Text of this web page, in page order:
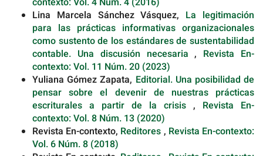
Lina Marcela Sánchez Vásquez, La legitimación
para las prácticas informativas organizacionales
como sustento de los estándares de sustentabilidad
contable. Una discusión necesaria, Revista En-
contexto: Vol. 11 Núm. 20 (2023)
Yuliana Gómez Zapata, Editorial. Una posibilidad de
pensar sobre el devenir de nuestras prácticas
escriturales a partir de la crisis , Revista En-
contexto: Vol. 8 Núm. 13 (2020)
Revista En-contexto, Reditores , Revista En-contexto:
Vol. 6 Núm. 8 (2018)